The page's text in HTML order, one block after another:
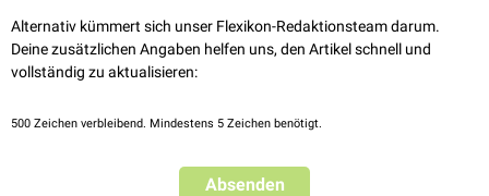
Alternativ kümmert sich unser Flexikon-Redaktionsteam darum.
Deine zusätzlichen Angaben helfen uns, den Artikel schnell und
vollständig zu aktualisieren:
500 Zeichen verbleibend. Mindestens 5 Zeichen benötigt.
Absenden